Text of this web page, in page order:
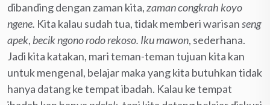
dibanding dengan zaman kita,zaman congkrah koyo
ngene. Kita kalau sudah tua, tidak memberi warisanseng
apek, becik ngono rodo rekoso. Iku mawon, sederhana.
Jadi kita katakan, mari teman-teman tujuan kita kan
untuk mengenal, belajar maka yang kita butuhkan tidak
hanya datang ke tempat ibadah. Kalau ke tempat